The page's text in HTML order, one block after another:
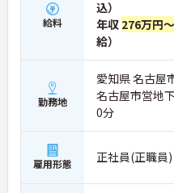
給料
込）
年収 276万円
給）
勤務地
愛知県 名古屋
名古屋市営地
0分
雇用形態 正社員(正職員)